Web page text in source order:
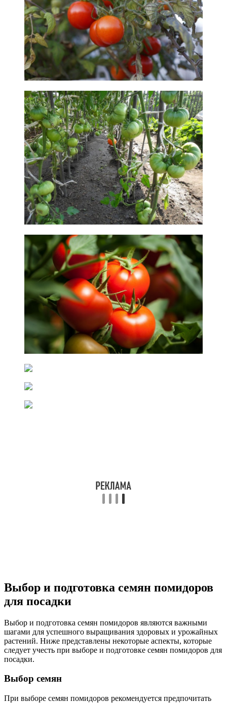
Выбор и подготовка семян помидоров
для посадки
Выбор и подготовка семян помидоров являются важными
шагами для успешного выращивания здоровых и урожайных
растений. Ниже представлены некоторые аспекты, которые
следует учесть при выборе и подготовке семян помидоров для
посадки.
Выбор семян
При выборе семян помидоров рекомендуется предпочитать